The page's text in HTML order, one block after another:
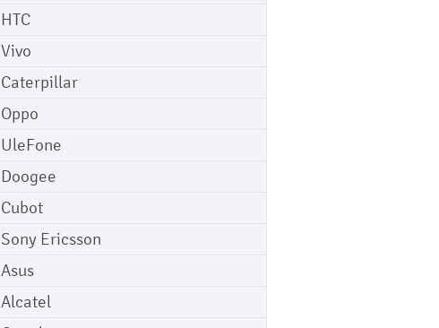
HTC
Vivo
Caterpillar
Oppo
UleFone
Doogee
Cubot
Sony Ericsson
Asus
Alcatel